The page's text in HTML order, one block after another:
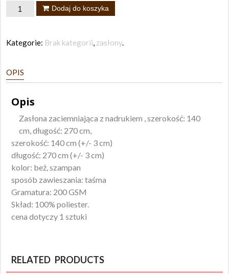
ilość
140x270
Dodaj do koszyka
Kategorie: Brak kategorii, zasłony.
OPIS
Opis
Zasłona zaciemniająca z nadrukiem , szerokość: 140
cm, długość: 270 cm,
szerokość: 140 cm (+/- 3 cm)
długość: 270 cm (+/- 3 cm)
kolor: beż, szampan
sposób zawieszania: taśma
Gramatura: 200 GSM
Skład: 100% poliester.
cena dotyczy 1 sztuki
RELATED PRODUCTS